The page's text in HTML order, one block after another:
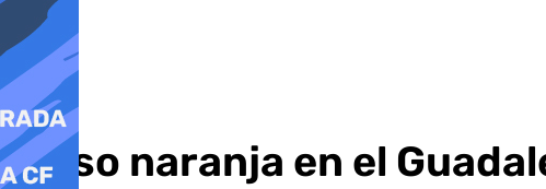
Aviso naranja en el